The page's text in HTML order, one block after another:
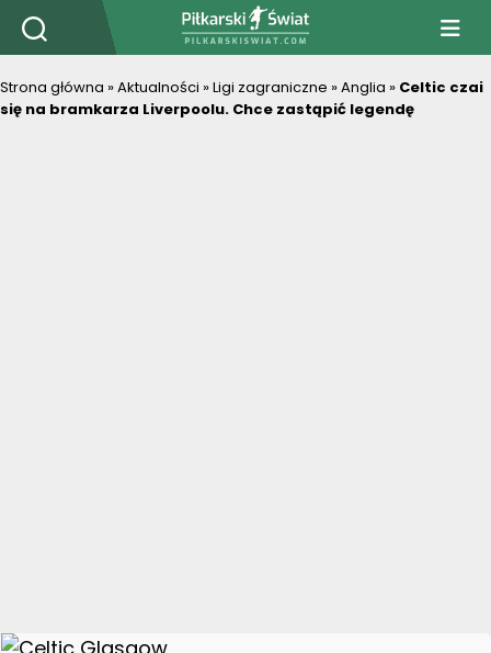
PiłkarskiSwiat.com
Strona główna »Aktualności »Ligi zagraniczne »Anglia » Celtic czai
się na bramkarza Liverpoolu. Chce zastąpić legendę